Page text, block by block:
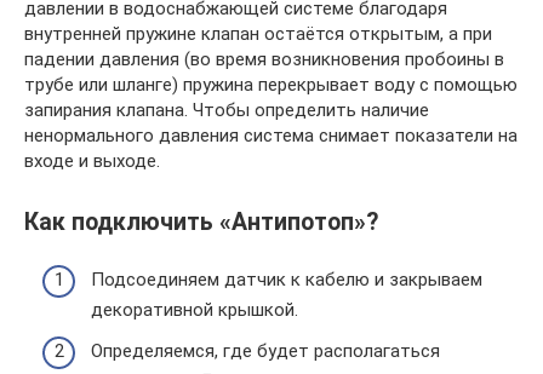
давлении в водоснабжающей системе благодаря
внутренней пружине клапан остаётся открытым, а при
падении давления (во время возникновения пробоины в
трубе или шланге) пружина перекрывает воду с помощью
запирания клапана. Чтобы определить наличие
ненормального давления система снимает показатели на
входе и выходе.
Как подключить «Антипотоп»?
Подсоединяем датчик к кабелю и закрываем
декоративной крышкой.
Определяемся, где будет располагаться